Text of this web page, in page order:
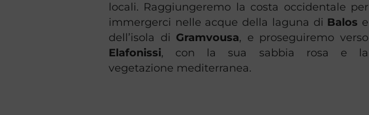
locali. Raggiungeremo la costa occidentale per
immergerci nelle acque della laguna di Balos e
dell’isola di Gramvousa, e proseguiremo verso
Elafonissi, con la sua sabbia rosa e la
vegetazione mediterranea.